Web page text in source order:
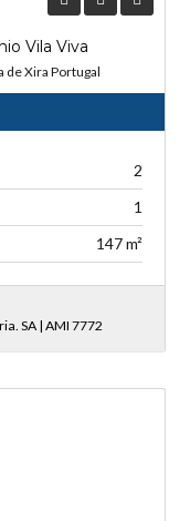
Vila Viva
de Xira Portugal
2
1
147 m²
SA | AMI 7772